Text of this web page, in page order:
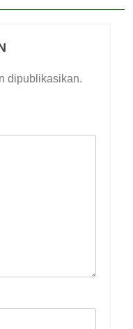
dipublikasikan.